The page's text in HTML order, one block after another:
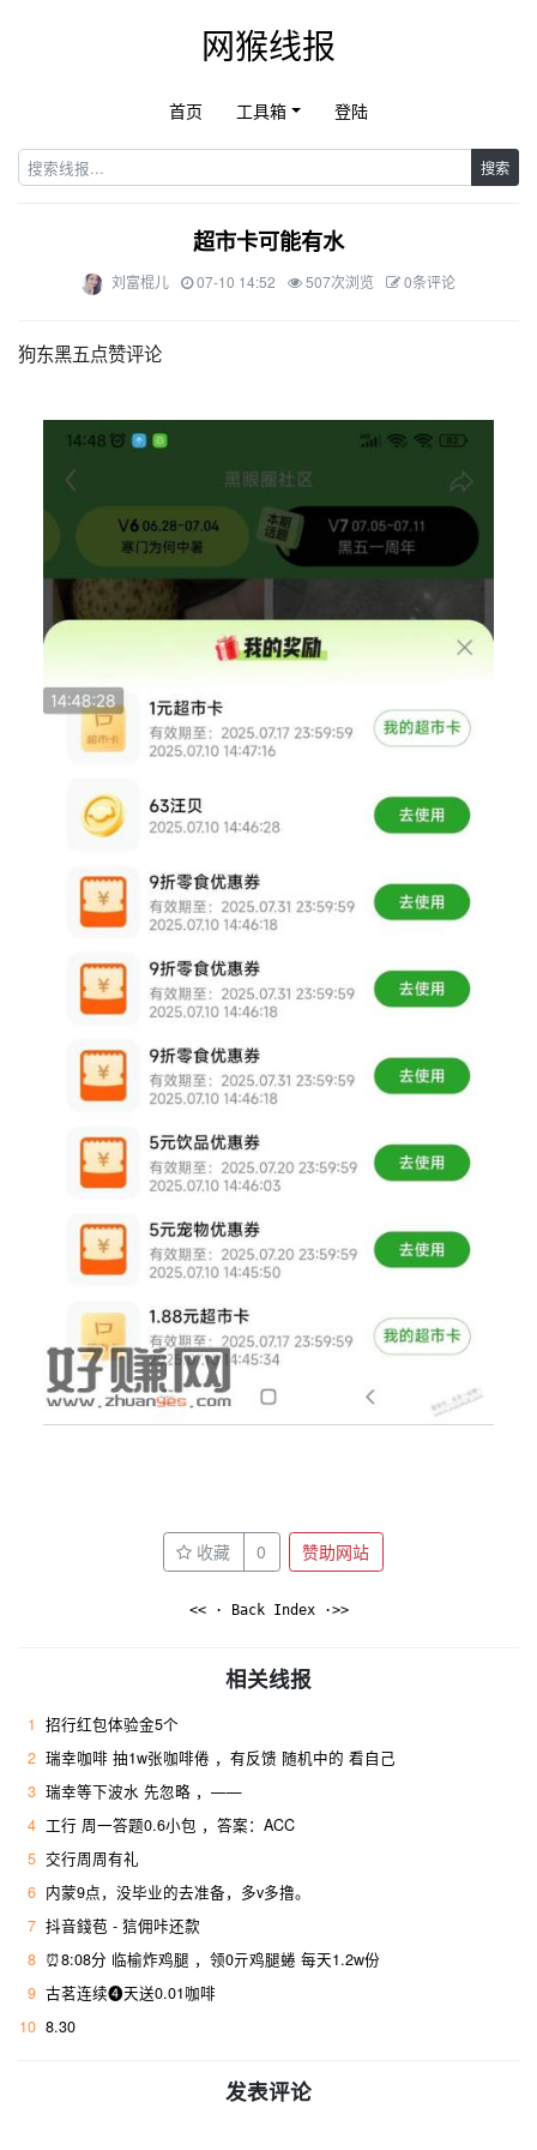
网猴线报
首页 工具箱 登陆
搜索
超市卡可能有水
刘富棍儿 07-10 14:52 507次浏览 0条评论
狗东黑五点赞评论
收藏 0 赞助网站
<< · Back Index ·>>
相关线报
1 招行红包体验金5个
2 瑞幸咖啡 抽1w张咖啡倦 ，有反馈 随机中的 看自己
3 瑞幸等下波水 先忽略 ，——
4 工行 周一答题0.6小包 ，答案：ACC
5 交行周周有礼
6 内蒙9点，没毕业的去准备，多v多撸。
7 抖音錢苞 - 狺佣咔还歀
8 ⏰8:08分 临榆炸鸡腿 ，领0亓鸡腿蜷 每天1.2w份
9 古茗连续❹天送0.01咖啡
10 8.30
发表评论